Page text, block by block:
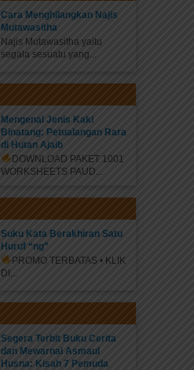
Cara Menghilangkan Najis
Mutawasitha
Najis Mutawasitha yaitu
segala sesuatu yang...
Mengenal Jenis Kaki
Binatang: Petualangan Rara
di Hutan Ajaib
DOWNLOAD PAKET 1001
WORKSHEETS PAUD...
Suku Kata Berakhiran Satu
Huruf “ng”
PROMO TERBATAS • KLIK
DI...
Segera Terbit Buku Cerita
dan Mewarnai Asmaul
Husna: Kisah 7 Pemuda